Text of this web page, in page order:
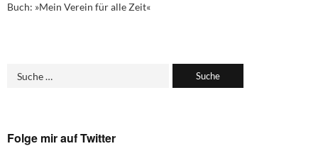
Buch: »Mein Verein für alle Zeit«
Folge mir auf Twitter